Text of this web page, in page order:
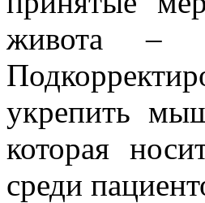
живота –
укрепить
которая
среди